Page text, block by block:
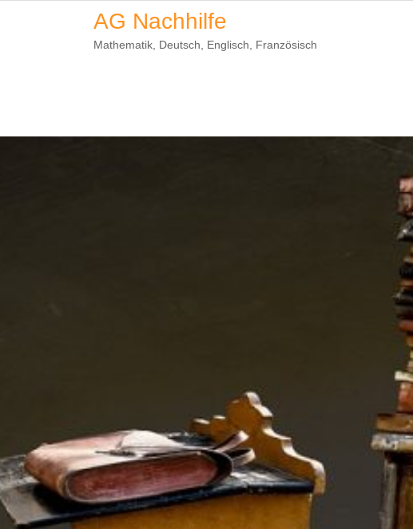
AG Nachhilfe
Mathematik, Deutsch, Englisch, Französisch